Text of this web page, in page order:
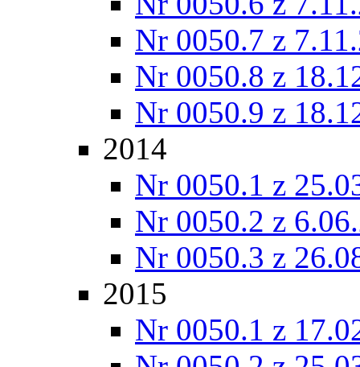
Nr 0050.7 z
Nr 0050.8 z
Nr 0050.9 z
2014
Nr 0050.1 z
Nr 0050.2 z
Nr 0050.3 z
2015
Nr 0050.1 z